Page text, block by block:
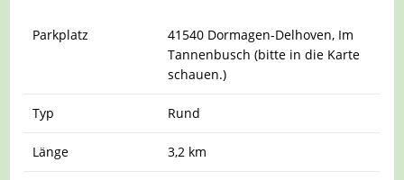
Parkplatz
41540 Dormagen-Delhoven, Im
Tannenbusch (bitte in die Karte
schauen.)
Typ Rund
Länge 3,2 km